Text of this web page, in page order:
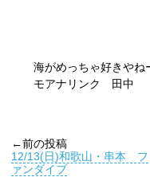
海がめっちゃ好きやね
モアナリンク 田中
←前の投稿
12/13(日)和歌山・串本 フ
ァンダイブ